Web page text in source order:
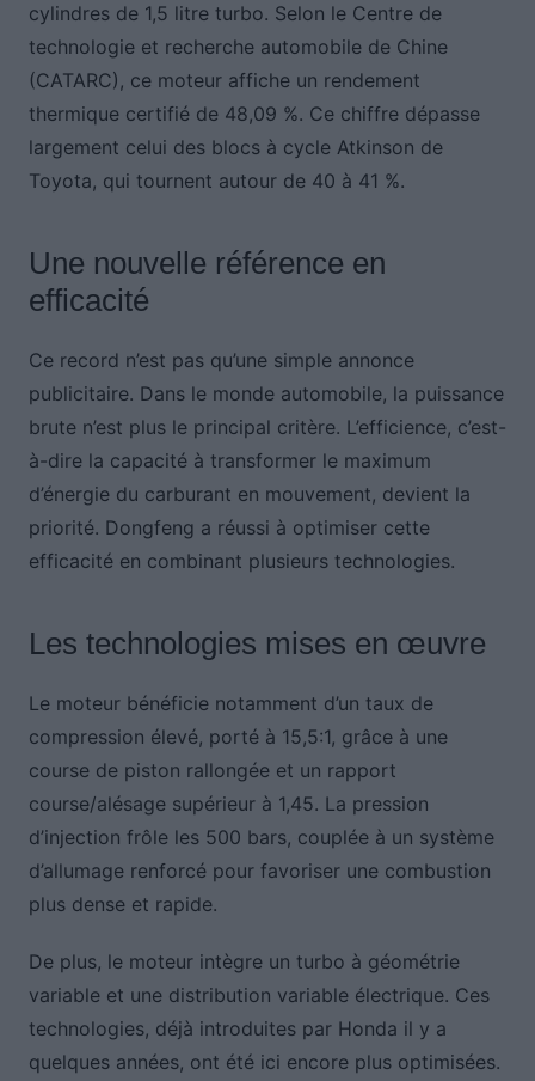
cylindres de 1,5 litre turbo. Selon le Centre de
technologie et recherche automobile de Chine
(CATARC), ce moteur affiche un rendement
thermique certifié de 48,09 %. Ce chiffre dépasse
largement celui des blocs à cycle Atkinson de
Toyota, qui tournent autour de 40 à 41 %.
Une nouvelle référence en
efficacité
Ce record n’est pas qu’une simple annonce
publicitaire. Dans le monde automobile, la puissance
brute n’est plus le principal critère. L’efficience, c’est-
à-dire la capacité à transformer le maximum
d’énergie du carburant en mouvement, devient la
priorité. Dongfeng a réussi à optimiser cette
efficacité en combinant plusieurs technologies.
Les technologies mises en œuvre
Le moteur bénéficie notamment d’un taux de
compression élevé, porté à 15,5:1, grâce à une
course de piston rallongée et un rapport
course/alésage supérieur à 1,45. La pression
d’injection frôle les 500 bars, couplée à un système
d’allumage renforcé pour favoriser une combustion
plus dense et rapide.
De plus, le moteur intègre un turbo à géométrie
variable et une distribution variable électrique. Ces
technologies, déjà introduites par Honda il y a
quelques années, ont été ici encore plus optimisées.